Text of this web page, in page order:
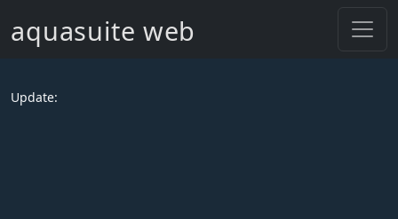
aquasuite web
Update: